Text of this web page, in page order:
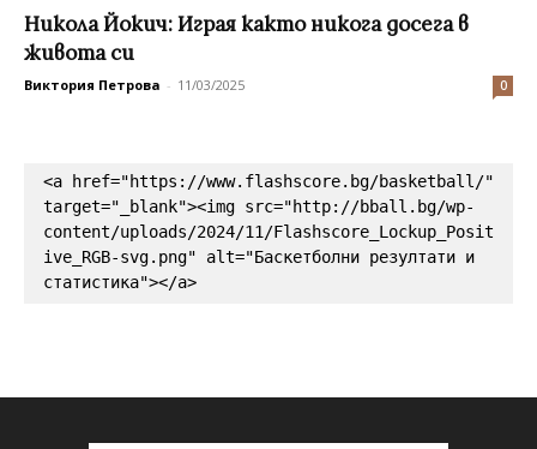
Никола Йокич: Играя както никога досега в
живота си
Виктория Петрова - 11/03/2025 0
<a href="https://www.flashscore.bg/basketball/"
target="_blank"><img src="http://bball.bg/wp-
content/uploads/2024/11/Flashscore_Lockup_Posit
ive_RGB-svg.png" alt="Баскетболни резултати и
статистика"></a>